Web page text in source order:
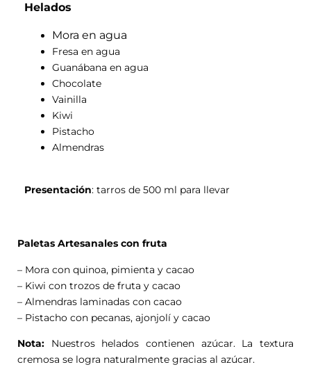
Helados
Mora en agua
Fresa en agua
Guanábana en agua
Chocolate
Vainilla
Kiwi
Pistacho
Almendras
Presentación: tarros de 500 ml para llevar
Paletas Artesanales con fruta
– Mora con quinoa, pimienta y cacao
– Kiwi con trozos de fruta y cacao
– Almendras laminadas con cacao
– Pistacho con pecanas, ajonjolí y cacao
Nota: Nuestros helados contienen azúcar. La textura
cremosa se logra naturalmente gracias al azúcar.